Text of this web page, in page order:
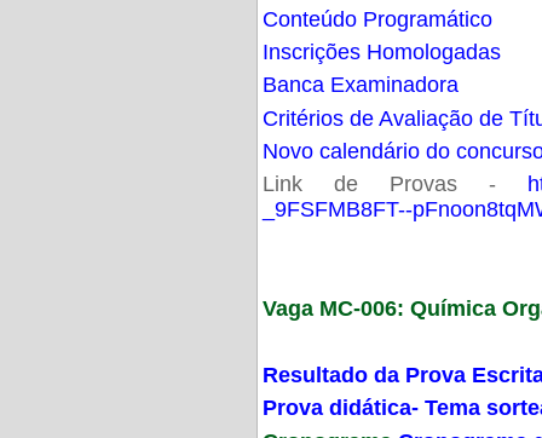
Conteúdo Programático
Inscrições Homologadas
Banca Examinadora
Critérios de Avaliação de
Novo calendário do
Link de Provas -
_9FSFMB8FT--
Vaga MC-006: Química
Resultado da Prova
Prova didática- Tema